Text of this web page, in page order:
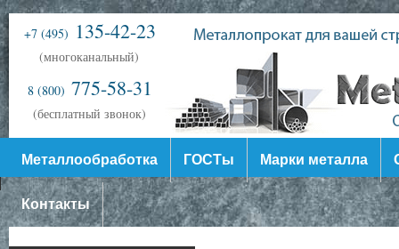
+7 (495) 135-42-23
(многоканальный)
8 (800) 775-58-31
(бесплатный звонок)
Металлообработка ГОСТы Марки металла
Контакты